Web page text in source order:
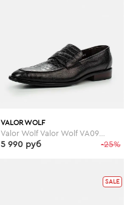
VALOR WOLF
Valor Wolf Valor Wolf VA090AMGMD21
-25%
5 990 руб
SALE